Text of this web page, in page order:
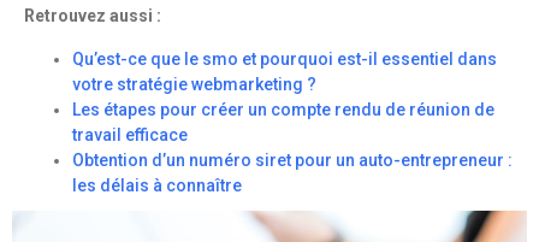
Retrouvez aussi :
Qu’est-ce que le smo et pourquoi est-il essentiel dans
votre stratégie webmarketing ?
Les étapes pour créer un compte rendu de réunion de
travail efficace
Obtention d’un numéro siret pour un auto-entrepreneur :
les délais à connaître